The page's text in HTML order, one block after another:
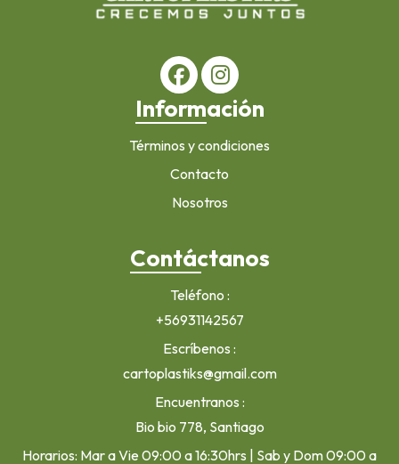
Información
Términos y condiciones
Contacto
Nosotros
Contáctanos
Teléfono
+56931142567
Escríbenos
cartoplastiks@gmail.com
Encuentranos
Bio bio 778, Santiago
Horarios: Mar a Vie 09:00 a 16:30hrs | Sab y Dom 09:00 a